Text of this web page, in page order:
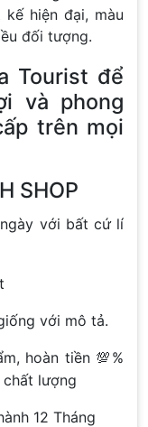
kế hiện đại, màu
đối tượng.
Tourist để
và phong
trên mọi
SHOP
với bất cứ lí
với mô tả.
hoàn tiền 💯%
chất lượng
12 Tháng